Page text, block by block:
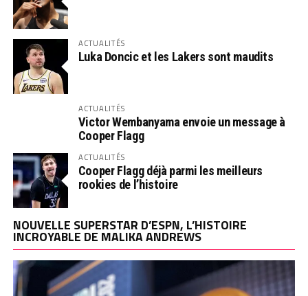
ACTUALITÉS
Luka Doncic et les Lakers sont maudits
ACTUALITÉS
Victor Wembanyama envoie un message à
Cooper Flagg
ACTUALITÉS
Cooper Flagg déjà parmi les meilleurs
rookies de l’histoire
NOUVELLE SUPERSTAR D’ESPN, L’HISTOIRE
INCROYABLE DE MALIKA ANDREWS